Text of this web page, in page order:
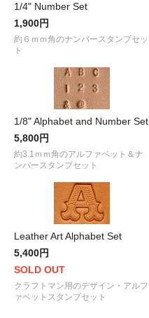
1/4" Number Set
1,900円
約６ｍｍ角のナンバースタンプセッ
ト
1/8" Alphabet and Number Set
5,800円
約3.1ｍｍ角のアルファベット＆ナ
ンバースタンプセット
Leather Art Alphabet Set
5,400円
SOLD OUT
クラフトマン用のデザイン・アルフ
ァベットスタンプセット